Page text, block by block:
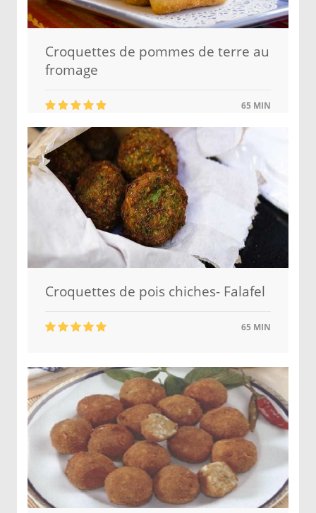
Croquettes de pommes de terre au
fromage
65 MIN
Croquettes de pois chiches- Falafel
65 MIN